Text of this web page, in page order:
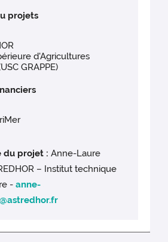
projets
d'Agricultures
GRAPPE)
du projet :Anne-Laure
– Institut technique
-anne-